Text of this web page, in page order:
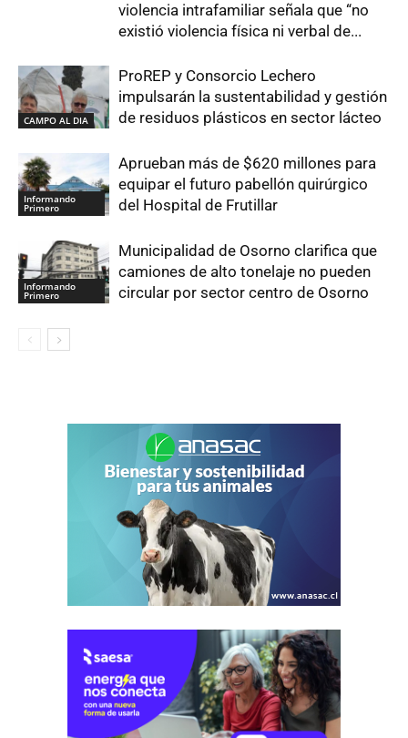
violencia intrafamiliar señala que “no
existió violencia física ni verbal de...
CAMPO AL DIA
ProREP y Consorcio Lechero
impulsarán la sustentabilidad y gestión
de residuos plásticos en sector lácteo
Informando
Primero
Aprueban más de $620 millones para
equipar el futuro pabellón quirúrgico
del Hospital de Frutillar
Informando
Primero
Municipalidad de Osorno clarifica que
camiones de alto tonelaje no pueden
circular por sector centro de Osorno